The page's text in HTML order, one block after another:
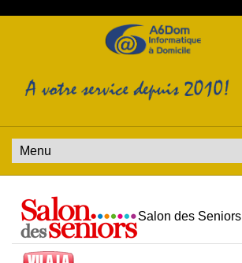
Salon des Seniors